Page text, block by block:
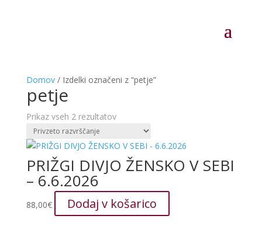
Domov/ Izdelki označeni z “petje”
petje
Prikaz vseh 2 rezultatov
PRIŽGI DIVJO ŽENSKO V SEBI
– 6.6.2026
88,00€ Dodaj v košarico